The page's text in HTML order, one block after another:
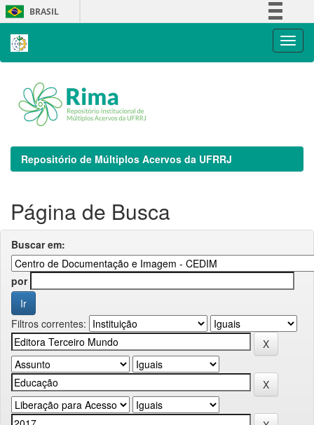
Skip
navigation
BRASIL
Repositório de Múltiplos Acervos da UFRRJ
Página de Busca
Buscar em:
por
Filtros correntes: